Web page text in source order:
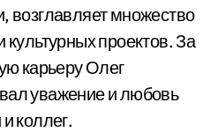
возглавляет множество
культурных проектов. За
карьеру Олег
уважение и любовь
коллег.